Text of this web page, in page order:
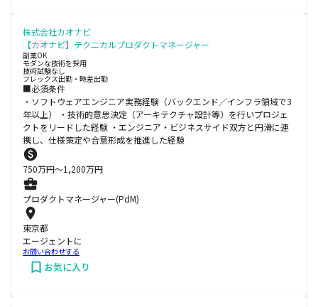
株式会社カオナビ
【カオナビ】テクニカルプロダクトマネージャー
副業OK
モダンな技術を採用
技術試験なし
フレックス出勤・時差出勤
■必須条件
・ソフトウェアエンジニア実務経験（バックエンド／インフラ領域で3
年以上） ・技術的意思決定（アーキテクチャ設計等）を行いプロジェ
クトをリードした経験 ・エンジニア・ビジネスサイド双方と円滑に連
携し、仕様策定や合意形成を推進した経験
750万円〜1,200万円
プロダクトマネージャー(PdM)
東京都
エージェントに
お問い合わせする
お気に入り